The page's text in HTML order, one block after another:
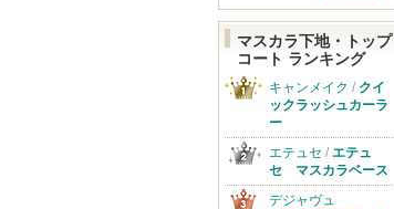
マスカラ下地・トップ
コート ランキング
キャンメイク / クイ
ックラッシュカーラ
ー
エテュセ / エテュ
セ マスカラベース
デジャヴュ